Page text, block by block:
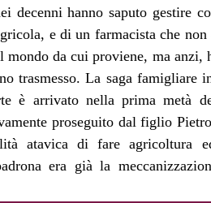
decenni hanno saputo gestire
e di un farmacista che
da cui proviene, ma anzi,
trasmesso. La saga famigliare
è arrivato nella prima metà
proseguito dal figlio
atavica di fare agricoltura
era già la
in una famiglia
alternativa. Laureatosi in
per dare il segnale che
secolo avrebbe potuto anche
è legato alla sua terra da
di cancellare il lavoro di